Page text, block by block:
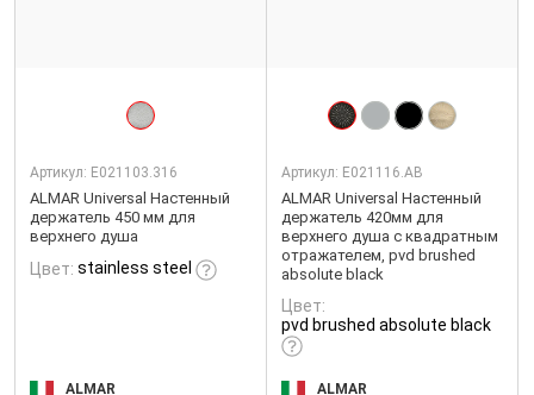
Артикул: E021103.316
ALMAR Universal Настенный
держатель 450 мм для
верхнего душа
Цвет: stainless steel
ALMAR
Артикул: E021116.AB
ALMAR Universal Настенный
держатель 420мм для
верхнего душа с квадратным
отражателем, pvd brushed
absolute black
Цвет:
pvd brushed absolute black
ALMAR